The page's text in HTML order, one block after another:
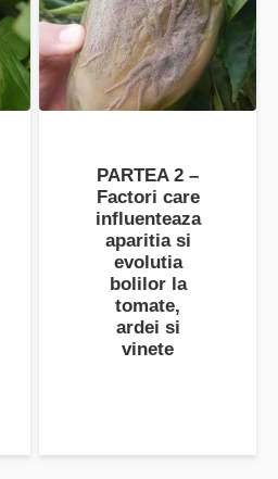
PARTEA 2 –
Factori care
influenteaza
aparitia si
evolutia
bolilor la
tomate,
ardei si
vinete